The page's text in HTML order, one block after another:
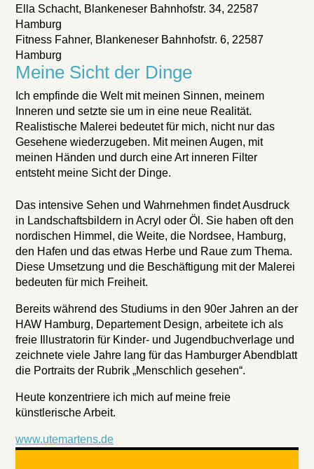
Ella Schacht, Blankeneser Bahnhofstr. 34, 22587
Hamburg
Fitness Fahner, Blankeneser Bahnhofstr. 6, 22587
Hamburg
Meine Sicht der Dinge
Ich empfinde die Welt mit meinen Sinnen, meinem
Inneren und setzte sie um in eine neue Realität.
Realistische Malerei bedeutet für mich, nicht nur das
Gesehene wiederzugeben. Mit meinen Augen, mit
meinen Händen und durch eine Art inneren Filter
entsteht meine Sicht der Dinge.
Das intensive Sehen und Wahrnehmen findet Ausdruck
in Landschaftsbildern in Acryl oder Öl. Sie haben oft den
nordischen Himmel, die Weite, die Nordsee, Hamburg,
den Hafen und das etwas Herbe und Raue zum Thema.
Diese Umsetzung und die Beschäftigung mit der Malerei
bedeuten für mich Freiheit.
Bereits während des Studiums in den 90er Jahren an der
HAW Hamburg, Departement Design, arbeitete ich als
freie Illustratorin für Kinder- und Jugendbuchverlage und
zeichnete viele Jahre lang für das Hamburger Abendblatt
die Portraits der Rubrik „Menschlich gesehen“.
Heute konzentriere ich mich auf meine freie
künstlerische Arbeit.
www.utemartens.de